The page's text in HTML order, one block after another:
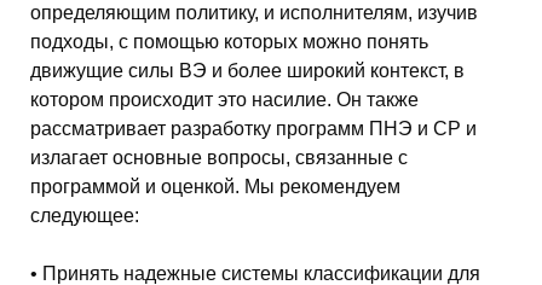
определяющим политику, и исполнителям, изучив
подходы, с помощью которых можно понять
движущие силы ВЭ и более широкий контекст, в
котором происходит это насилие. Он также
рассматривает разработку программ ПНЭ и СР и
излагает основные вопросы, связанные с
программой и оценкой. Мы рекомендуем
следующее:
• Принять надежные системы классификации для